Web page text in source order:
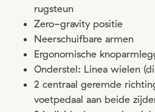
rugsteun
Zero-gravity positie
Neerschuifbare armen
Ergonomische
Onderstel: Linea wielen
2 centraal geremde
voetpedaal aan beide